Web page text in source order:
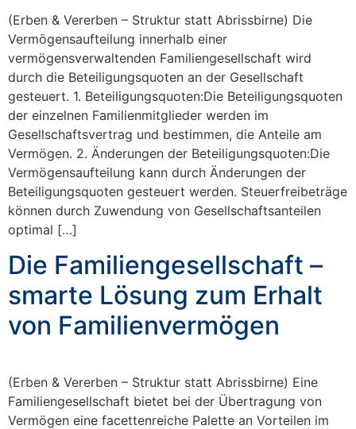
(Erben & Vererben – Struktur statt Abrissbirne) Die
Vermögensaufteilung innerhalb einer
vermögensverwaltenden Familiengesellschaft wird
durch die Beteiligungsquoten an der Gesellschaft
gesteuert. 1. Beteiligungsquoten:Die Beteiligungsquoten
der einzelnen Familienmitglieder werden im
Gesellschaftsvertrag und bestimmen, die Anteile am
Vermögen. 2. Änderungen der Beteiligungsquoten:Die
Vermögensaufteilung kann durch Änderungen der
Beteiligungsquoten gesteuert werden. Steuerfreibeträge
können durch Zuwendung von Gesellschaftsanteilen
optimal […]
Die Familiengesellschaft –
smarte Lösung zum Erhalt
von Familienvermögen
(Erben & Vererben – Struktur statt Abrissbirne) Eine
Familiengesellschaft bietet bei der Übertragung von
Vermögen eine facettenreiche Palette an Vorteilen im